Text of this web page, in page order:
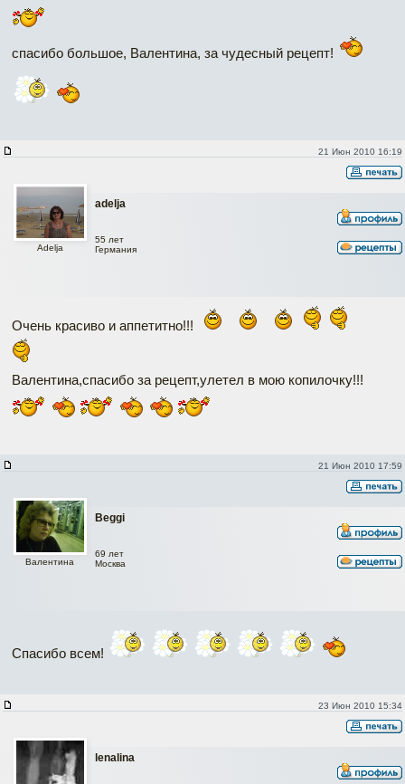
спасибо большое, Валентина, за чудесный рецепт!
21 Июн 2010 16:19
adelja
Adelja
55 лет
Германия
Очень красиво и аппетитно!!!
Валентина,спасибо за рецепт,улетел в мою копилочку!!!
21 Июн 2010 17:59
Beggi
Валентина
69 лет
Москва
Спасибо всем!
23 Июн 2010 15:34
lenalina